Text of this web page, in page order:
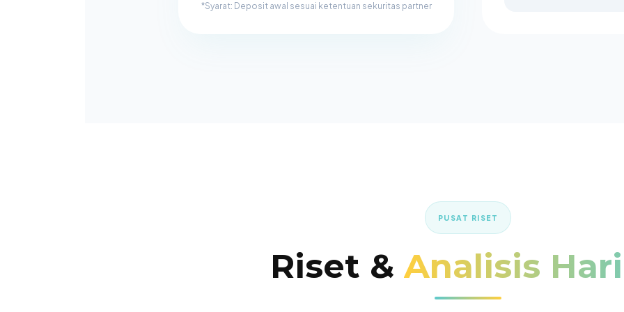
*Syarat: Deposit awal sesuai ketentuan sekuritas partner
PUSAT RISET
Riset & Analisis